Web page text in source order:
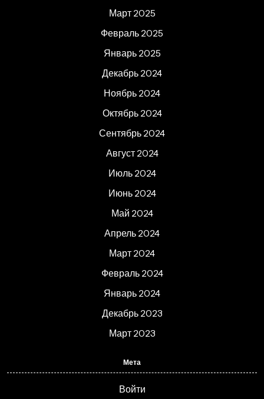
Март 2025
Февраль 2025
Январь 2025
Декабрь 2024
Ноябрь 2024
Октябрь 2024
Сентябрь 2024
Август 2024
Июль 2024
Июнь 2024
Май 2024
Апрель 2024
Март 2024
Февраль 2024
Январь 2024
Декабрь 2023
Март 2023
Мета
Войти